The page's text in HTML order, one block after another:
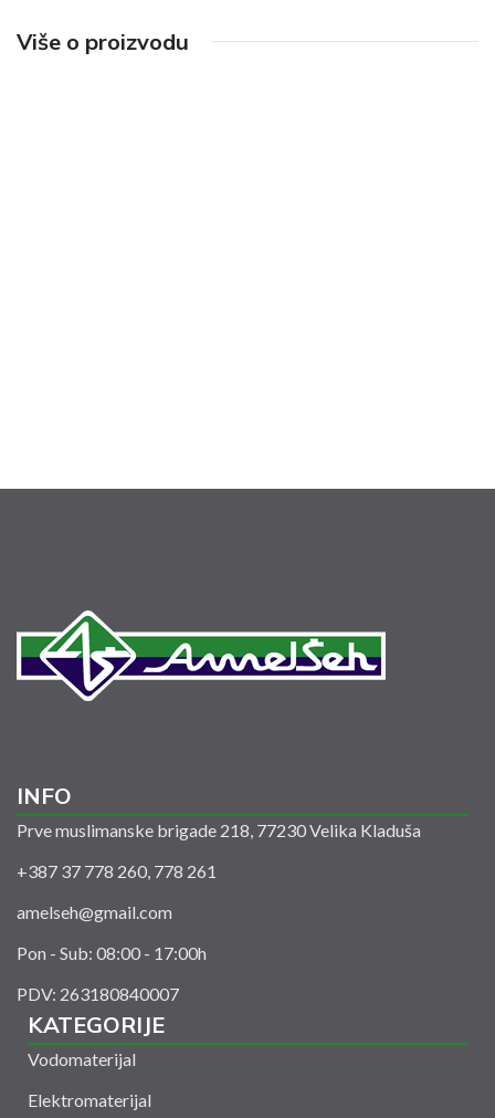
Više o proizvodu
INFO
Prve muslimanske brigade 218, 77230 Velika Kladuša
+387 37 778 260, 778 261
amelseh@gmail.com
Pon - Sub: 08:00 - 17:00h
PDV: 263180840007
KATEGORIJE
Vodomaterijal
Elektromaterijal